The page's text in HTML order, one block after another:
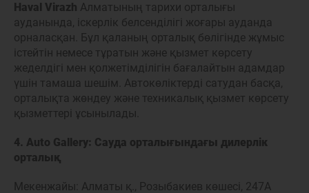
Haval Virazh Алматының тарихи орталығы
ауданында, іскерлік белсенділігі жоғары ауданда
орналасқан. Бұл қаланың орталық бөлігінде жұмыс
істейтін немесе тұратын және қызмет көрсету
жеделдігі мен қолжетімділігін бағалайтын адамдар
үшін тамаша шешім. Автокөліктерді сатудан басқа,
орталықта жөндеу және техникалық қызмет көрсету
қызметтері ұсынылады.
4. Auto Gallery: Сауда орталығындағы дилерлік
орталық
Мекенжайы: Алматы қ., Розыбакиев көшесі, 247А